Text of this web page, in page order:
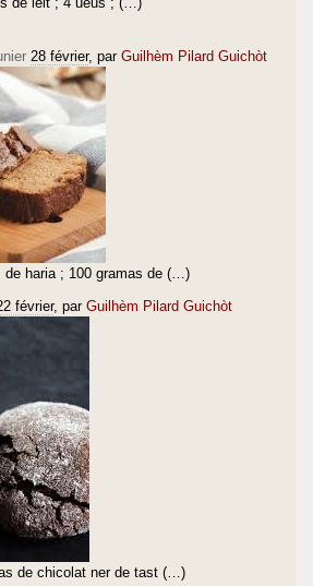
28 février, par Guilhèm Pilard Guichòt
de haria ; 100 gramas de (…)
février, par Guilhèm Pilard Guichòt
de chicolat ner de tast (…)